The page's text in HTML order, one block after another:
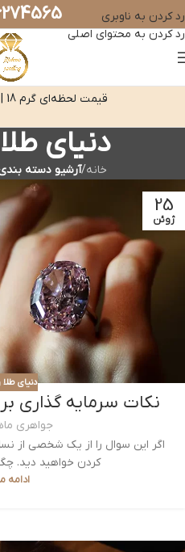
رد کردن به ناوبری
رد کردن به محتوای اصلی
قیمت لحظه‌ای گرم 18 |
دنیای
خانه/آرشیو دسته
25
ژوئن
دنیای
نکات سرمایه گذاری
جواهری
اگر این سوال را از یک شخصی از
کردن خواهید دید.
ادامه